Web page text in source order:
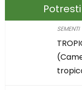
SEMENTI